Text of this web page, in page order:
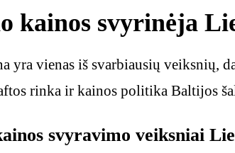
kainos svyrinėja
yra vienas iš svarbiausių veiksnių,
rinka ir kainos politika Baltijos
svyravimo veiksniai